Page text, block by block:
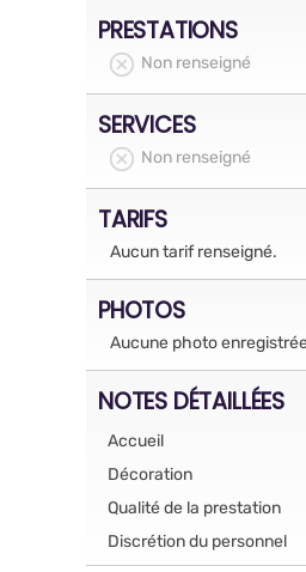
PRESTATIONS
Non renseigné
SERVICES
Non renseigné
TARIFS
Aucun tarif renseigné.
PHOTOS
Aucune photo
NOTES DÉTAILLÉES
Accueil
Décoration
Qualité de la prestation
Discrétion du personnel